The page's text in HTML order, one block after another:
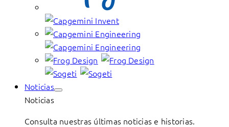
Noticias
Noticias
Consulta nuestras últimas noticias e historias.